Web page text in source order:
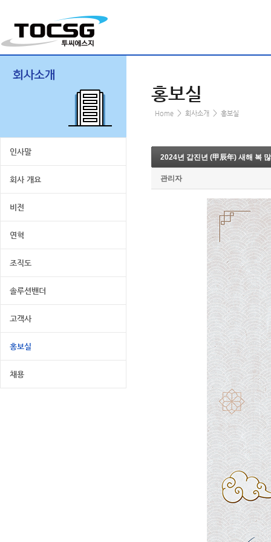
인사말
회사 개요
비전
연혁
조직도
솔루션밴더
고객사
홍보실
채용
홍보실
Home > 회사소개 > 홍보실
2024년 갑진년 (甲辰年) 새해 복
관리자